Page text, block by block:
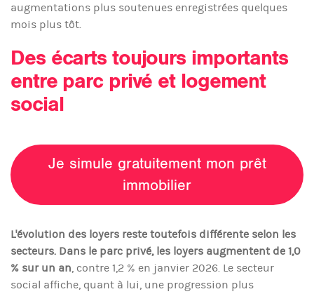
augmentations plus soutenues enregistrées quelques
mois plus tôt.
Des écarts toujours importants
entre parc privé et logement
social
Je simule gratuitement mon prêt
immobilier
L'évolution des loyers reste toutefois différente selon les
secteurs. Dans le parc privé, les loyers augmentent de 1,0
% sur un an, contre 1,2 % en janvier 2026. Le secteur
social affiche, quant à lui, une progression plus